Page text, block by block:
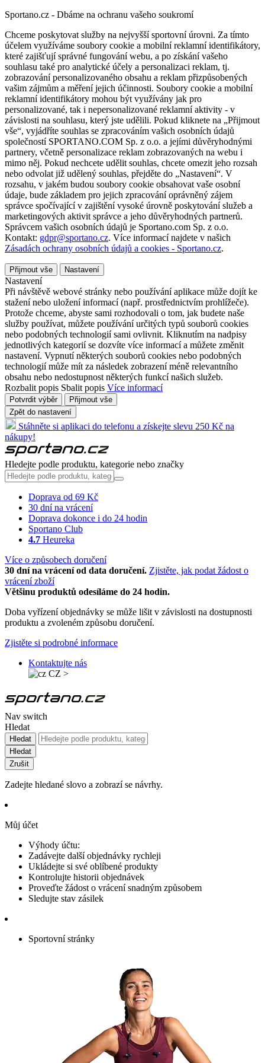
Sportano.cz - Dbáme na ochranu vašeho soukromí
Chceme poskytovat služby na nejvyšší sportovní úrovni. Za tímto
účelem využíváme soubory cookie a mobilní reklamní identifikátory,
které zajišťují správné fungování webu, a po získání vašeho
souhlasu také pro analytické účely a personalizaci reklam, tj.
zobrazování personalizovaného obsahu a reklam přizpůsobených
vašim zájmům a měření jejich účinnosti. Soubory cookie a mobilní
reklamní identifikátory mohou být využívány jak pro
personalizované, tak i nepersonalizované reklamní aktivity - v
závislosti na souhlasu, který jste udělili. Pokud kliknete na „Přijmout
vše“, vyjádříte souhlas se zpracováním vašich osobních údajů
společností SPORTANO.COM Sp. z o.o. a jejími důvěryhodnými
partnery, včetně personalizace reklam zobrazovaných na webu i
mimo něj. Pokud nechcete udělit souhlas, chcete omezit jeho rozsah
nebo odvolat již udělený souhlas, přejděte do „Nastavení“. V
rozsahu, v jakém budou soubory cookie obsahovat vaše osobní
údaje, bude základem pro jejich zpracování oprávněný zájem
správce spočívající v zajištění vysoké úrovně poskytování služeb a
marketingových aktivit správce a jeho důvěryhodných partnerů.
Správcem vašich osobních údajů je Sportano.com Sp. z o.o.
Kontakt: gdpr@sportano.cz. Více informací najdete v našich
Zásadách ochrany osobních údajů a cookies - Sportano.cz.
Přijmout vše Nastavení
Nastavení
Při návštěvě webové stránky nebo používání aplikace může dojít ke
stažení nebo uložení informací (např. prostřednictvím prohlížeče).
Protože chceme, abyste sami rozhodovali o tom, jak budete naše
služby používat, můžete používání určitých typů souborů cookies
nebo podobných technologií sami ovlivnit. Kliknutím na nadpisy
jednotlivých kategorií se dozvíte více informací a můžete změnit
nastavení. Vypnutí některých souborů cookies nebo podobných
technologií může mít za následek zobrazení méně relevantního
obsahu nebo nedostupnost některých funkcí našich služeb.
Rozbalit popis Sbalit popis Více informací
Potvrdit výběr
Přijmout vše
Zpět do nastavení
Stáhněte si aplikaci do telefonu a získejte slevu 250 Kč na
nákupy!
Hledejte podle produktu, kategorie nebo značky
Doprava od 69 Kč
30 dní na vrácení
Doprava dokonce i do 24 hodin
Sportano Club
4.7 Heureka
Více o způsobech doručení
30 dní na vrácení od data doručení. Zjistěte, jak podat žádost o
vrácení zboží
Většinu produktů odesíláme do 24 hodin.
Doba vyřízení objednávky se může lišit v závislosti na dostupnosti
produktu a zvoleném způsobu doručení.
Zjistěte si podrobné informace
Kontaktujte nás
CZ >
Nav switch
Hledat
Hledat
Hledat
Zrušit
Zadejte hledané slovo a zobrazí se návrhy.
Můj účet
Výhody účtu:
Zadávejte další objednávky rychleji
Ukládejte si své oblíbené produkty
Kontrolujte historii objednávek
Proveďte žádost o vrácení snadným způsobem
Sledujte stav zásilek
Sportovní stránky